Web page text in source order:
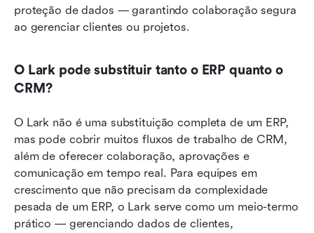
proteção de dados — garantindo colaboração segura
ao gerenciar clientes ou projetos.
O Lark pode substituir tanto o ERP quanto o
CRM?
O Lark não é uma substituição completa de um ERP,
mas pode cobrir muitos fluxos de trabalho de CRM,
além de oferecer colaboração, aprovações e
comunicação em tempo real. Para equipes em
crescimento que não precisam da complexidade
pesada de um ERP, o Lark serve como um meio-termo
prático — gerenciando dados de clientes,